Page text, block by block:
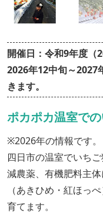
開催日：令和9年度（
2026年12中旬～2027
きます。
ポカポカ温室で
※2026年の情報です。
四日市の温室でいち
減農薬、有機肥料主
（あきひめ・紅ほっ
育てます。